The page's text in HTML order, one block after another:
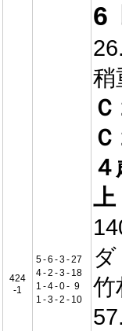
424
-1
5-6 -3-27
4-2 -3- 18
1 -4-0- 9
1 -3-2 - 10
6
稍
上